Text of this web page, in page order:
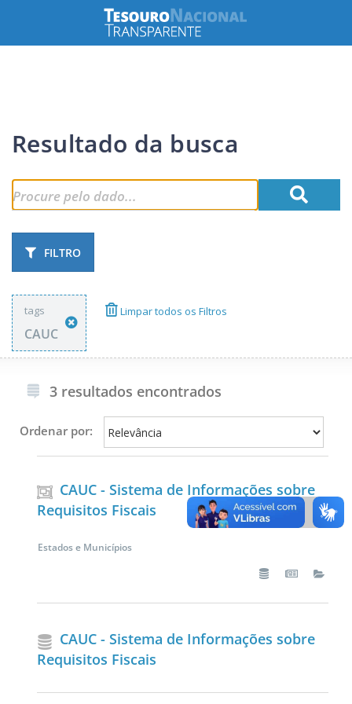
Resultado da busca
FILTRO
tags
CAUC
Limpar todos os Filtros
3 resultados encontrados
Ordenar por:
CAUC - Sistema de Informações sobre
Requisitos Fiscais
Estados e Municípios
CAUC - Sistema de Informações sobre
Requisitos Fiscais